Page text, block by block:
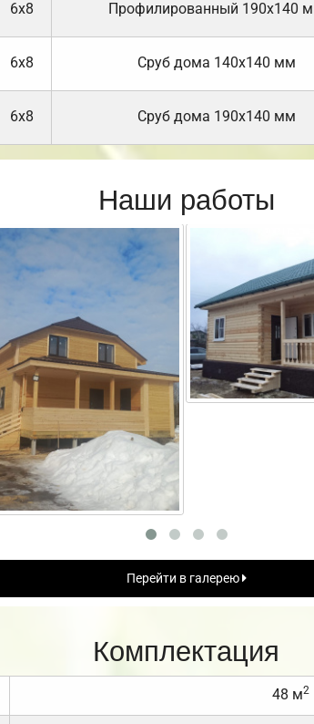
6х8 Профилированный 190х140
6х8 Cруб дома 140х140 мм
6х8 Cруб дома 190х140 мм
Наши работы
Перейти в галерею
Комплектация
48 м2